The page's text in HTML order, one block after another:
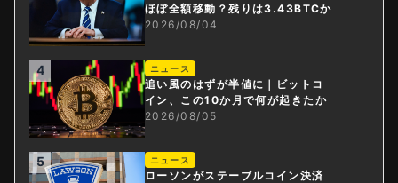
ほぼ全額移動？残りは3.43BTCか
2026/08/04
4 ニュース
追い風のはずが半値に｜ビットコ
イン、この10か月で何が起きたか
2026/08/05
5 ニュース
ローソンがステーブルコイン決済